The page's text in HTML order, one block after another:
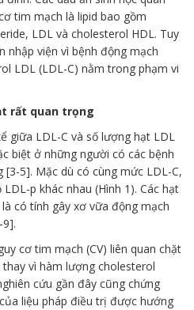
tim mạch là lipid bao gồm
LDL và cholesterol HDL. Tuy
nhập viện vì bệnh động mạch
LDL (LDL-C) nằm trong phạm vi
rất quan trọng
giữa LDL-C và số lượng hạt LDL
biệt ở những người có các bệnh
5]. Mặc dù có cùng mức LDL-C,
p khác nhau (Hình 1). Các hạt
có tính gây xơ vữa động mạch
cơ tim mạch (CV) liên quan chặt
vì hàm lượng cholesterol
cứu gần đây cũng chứng
liệu pháp điều trị được hướng